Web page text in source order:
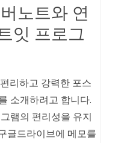
노트와 연
잇 프로그
리하고 강력한 포스
소개하려고 합니다.
램의 편리성을 유지
글드라이브에 메모를